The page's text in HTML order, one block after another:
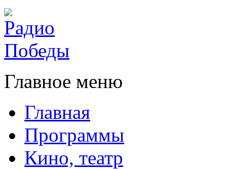
Главное меню
Главная
Программы
Кино, театр